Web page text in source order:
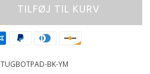
TILFØJ TIL KURV
TUGBOTPAD-BK-YM